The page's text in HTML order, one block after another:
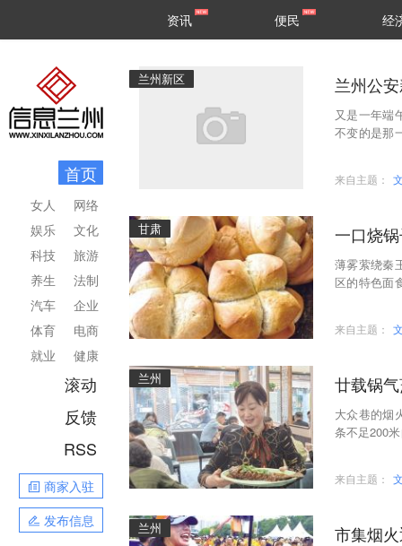
区县
资讯 便民 经
首页
网络
文化
旅游
法制
企业
电商
健康
女人
娱乐
科技
养生
汽车
体育
就业
滚动
反馈
RSS
商家入驻
发布信息
兰州新区 兰州公
又是一年端
不变的是那
来自主题：
甘肃 一口烧
薄雾萦绕秦
区的特色面
来自主题：
兰州 廿载锅
大众巷的烟
条不足200
来自主题：
兰州 市集烟